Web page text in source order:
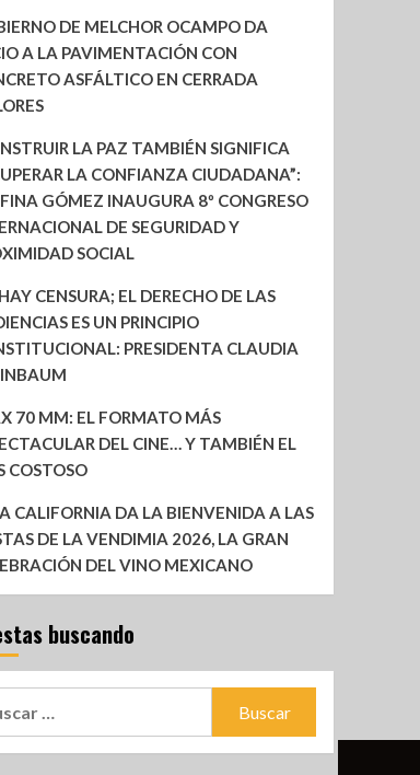
DE MELCHOR OCAMPO DA
A LA PAVIMENTACIÓN CON
ASFÁLTICO EN CERRADA
LA PAZ TAMBIÉN SIGNIFICA
LA CONFIANZA CIUDADANA”:
GÓMEZ INAUGURA 8º CONGRESO
DE SEGURIDAD Y
SOCIAL
CENSURA; EL DERECHO DE LAS
ES UN PRINCIPIO
PRESIDENTA CLAUDIA
70 MM: EL FORMATO MÁS
DEL CINE… Y TAMBIÉN EL
COSTOSO
CALIFORNIA DA LA BIENVENIDA A LAS
DE LA VENDIMIA 2026, LA GRAN
DEL VINO MEXICANO
buscando